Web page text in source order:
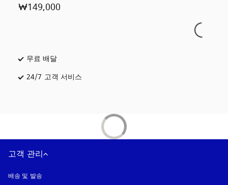
₩149,000
무료 배달
24/7 고객 서비스
고객 관리
배송 및 발송